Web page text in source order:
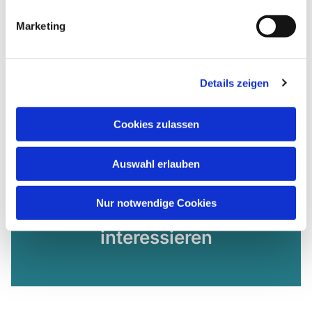
Marketing
Details zeigen
Cookies zulassen
Auswahl erlauben
Nur notwendige Cookies
Dies könnte Sie auch
interessieren